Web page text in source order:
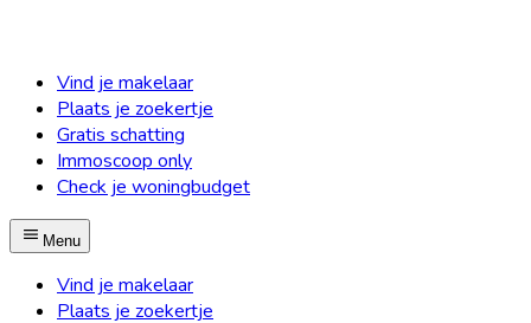
Vind je makelaar
Plaats je zoekertje
Gratis schatting
Immoscoop only
Check je woningbudget
Menu
Vind je makelaar
Plaats je zoekertje